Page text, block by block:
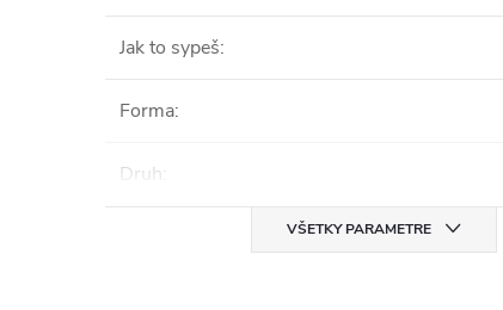
Jak to sypeš:
Forma:
Druh:
VŠETKY PARAMETRE